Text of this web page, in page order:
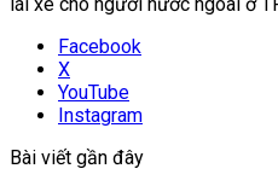
Facebook
X
YouTube
Instagram
Bài viết gần đây